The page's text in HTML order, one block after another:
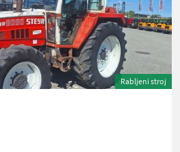
Rabljeni stroj